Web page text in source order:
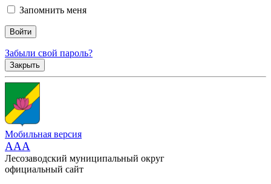
Запомнить меня
Забыли свой пароль?
Закрыть
Мобильная версия
AAA
Лесозаводский муниципальный округ
официальный сайт